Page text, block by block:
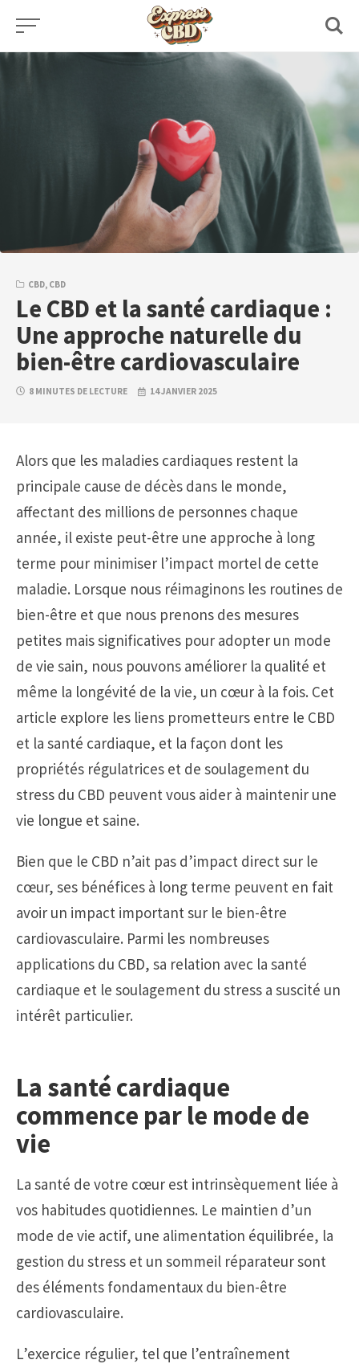
Skip
content
CBD, CBD
Le CBD et la santé cardiaque :
Une approche naturelle du
bien-être cardiovasculaire
8 MINUTES DE LECTURE 14 JANVIER 2025
Alors que les maladies cardiaques restent la
principale cause de décès dans le monde,
affectant des millions de personnes chaque
année, il existe peut-être une approche à long
terme pour minimiser l’impact mortel de cette
maladie. Lorsque nous réimaginons les routines de
bien-être et que nous prenons des mesures
petites mais significatives pour adopter un mode
de vie sain, nous pouvons améliorer la qualité et
même la longévité de la vie, un cœur à la fois. Cet
article explore les liens prometteurs entre le CBD
et la santé cardiaque, et la façon dont les
propriétés régulatrices et de soulagement du
stress du CBD peuvent vous aider à maintenir une
vie longue et saine.
Bien que le CBD n’ait pas d’impact direct sur le
cœur, ses bénéfices à long terme peuvent en fait
avoir un impact important sur le bien-être
cardiovasculaire. Parmi les nombreuses
applications du CBD, sa relation avec la santé
cardiaque et le soulagement du stress a suscité un
intérêt particulier.
La santé cardiaque
commence par le mode de
vie
La santé de votre cœur est intrinsèquement liée à
vos habitudes quotidiennes. Le maintien d’un
mode de vie actif, une alimentation équilibrée, la
gestion du stress et un sommeil réparateur sont
des éléments fondamentaux du bien-être
cardiovasculaire.
L’exercice régulier, tel que l’entraînement